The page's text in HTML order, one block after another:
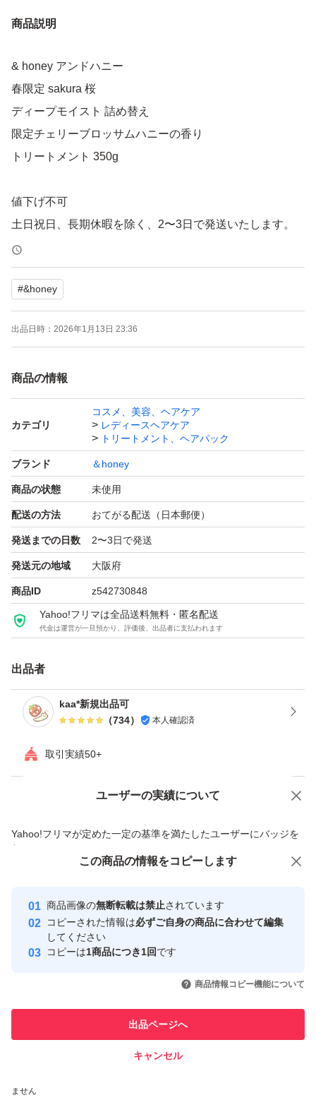
商品説明
& honey アンドハニー
春限定 sakura 桜
ディープモイスト 詰め替え
限定チェリーブロッサムハニーの香り
トリートメント 350g
値下げ不可
土日祝日、長期休暇を除く、2〜3日で発送いたします。
パッケージの小傷、汚れ、シールを剥がした後のベタつき
がある場合がございます。
ご了承ください。
ヤフオク出品相談可能
+5%で出品いたします。
商品お受け取り、ご確認後は速やかに受け取り評価のほど
お願いいたします。
評価をいただけず自動入金された時点で今後のお取引をお
断りします。(ブロックします)
また、価格相談（値下げ交渉）される方もブロックしま
#&honey
出品日時： 2026年1月13日 23:36
商品の情報
カテゴリ
コスメ、美容、ヘアケア
レディースヘアケア
トリートメント、ヘアパック
ブランド ＆honey
商品の状態 未使用
配送の方法 おてがる配送（日本郵便）
発送までの日数 2〜3日で発送
発送元の地域 大阪府
商品ID z542730848
Yahoo!フリマは全品送料無料・匿名配送
代金は運営が一旦預かり、評価後、出品者に支払われます
出品者
kaa*新規出品可
（734） 本人確認済
取引実績50+
ユーザーの実績について
Yahoo!フリマが定めた一定の基準を満たしたユーザーにバッジを
付与しています
安心取引出品者
心・安全なユーザーです
取引実績
引を完了させた実績があります
での取引実績があります
ません
価格の相談 商品への質問
この商品の情報をコピーします
商品画像の無断転載は禁止されています
コピーされた情報は必ずご自身の商品に合わせて編集
してください
コピーは1商品につき1回です
商品情報コピー機能について
出品ページへ
キャンセル
この商品をみている人にオススメ